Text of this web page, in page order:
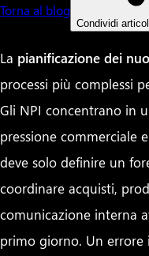
Torna al blog
Condividi
La pianificazione dei
processi più complessi
Gli NPI concentrano in
pressione commerciale
deve solo definire un
coordinare acquisti,
comunicazione interna
primo giorno. Un errore